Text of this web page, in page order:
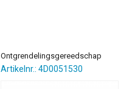
Ontgrendelingsgereedschap
Artikelnr.: 4D0051530